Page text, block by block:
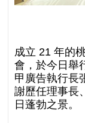
成⽴ 21 年的
會，於今⽇舉
甲廣告執⾏長
謝歷任理事長
⽇蓬勃之景。